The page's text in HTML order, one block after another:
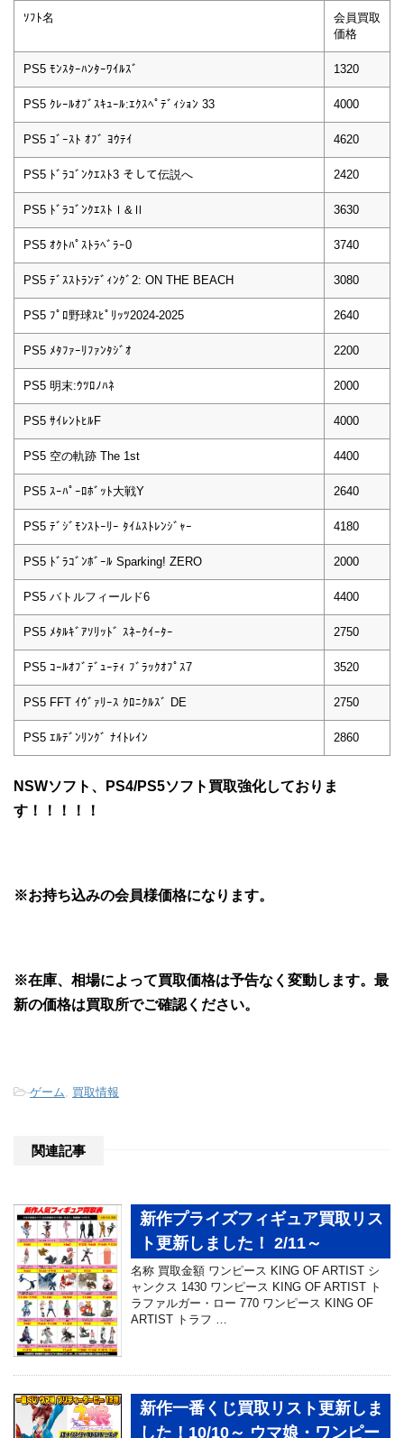
ｿﾌﾄ名
会員買取
価格
PS5 ﾓﾝｽﾀｰﾊﾝﾀｰﾜｲﾙｽﾞ 1320
PS5 ｸﾚｰﾙｵﾌﾞｽｷｭｰﾙ:ｴｸｽﾍﾟﾃﾞｨｼｮﾝ 33 4000
PS5 ｺﾞｰｽﾄ ｵﾌﾞ ﾖｳﾃｲ 4620
PS5 ﾄﾞﾗｺﾞﾝｸｴｽﾄ3 そして伝説へ 2420
PS5 ﾄﾞﾗｺﾞﾝｸｴｽﾄⅠ&Ⅱ 3630
PS5 ｵｸﾄﾊﾟｽﾄﾗﾍﾞﾗｰ0 3740
PS5 ﾃﾞｽｽﾄﾗﾝﾃﾞｨﾝｸﾞ2: ON THE BEACH 3080
PS5 ﾌﾟﾛ野球ｽﾋﾟﾘｯﾂ2024-2025 2640
PS5 ﾒﾀﾌｧｰﾘﾌｧﾝﾀｼﾞｵ 2200
PS5 明末:ｳﾂﾛﾉﾊﾈ 2000
PS5 ｻｲﾚﾝﾄﾋﾙF 4000
PS5 空の軌跡 The 1st 4400
PS5 ｽｰﾊﾟｰﾛﾎﾞｯﾄ大戦Y 2640
PS5 ﾃﾞｼﾞﾓﾝｽﾄｰﾘｰ ﾀｲﾑｽﾄﾚﾝｼﾞｬｰ 4180
PS5 ﾄﾞﾗｺﾞﾝﾎﾞｰﾙ Sparking! ZERO 2000
PS5 バトルフィールド6 4400
PS5 ﾒﾀﾙｷﾞｱｿﾘｯﾄﾞ ｽﾈｰｸｲｰﾀｰ 2750
PS5 ｺｰﾙｵﾌﾞﾃﾞｭｰﾃｨ ﾌﾞﾗｯｸｵﾌﾟｽ7 3520
PS5 FFT ｲｳﾞｧﾘｰｽ ｸﾛﾆｸﾙｽﾞ DE 2750
PS5 ｴﾙﾃﾞﾝﾘﾝｸﾞ ﾅｲﾄﾚｲﾝ 2860
NSWソフト、PS4/PS5ソフト買取強化しておりま
す！！！！！
※お持ち込みの会員様価格になります。
※在庫、相場によって買取価格は予告なく変動します。最
新の価格は買取所でご確認ください。
-ゲーム 買取情報
関連記事
新作プライズフィギュア買取リス
ト更新しました！ 2/11～
名称 買取金額 ワンピース KING OF ARTIST シ
ャンクス 1430 ワンピース KING OF ARTIST ト
ラファルガー・ロー 770 ワンピース KING OF
ARTIST トラフ …
新作一番くじ買取リスト更新しま
した！10/10～ ウマ娘・ワンピー